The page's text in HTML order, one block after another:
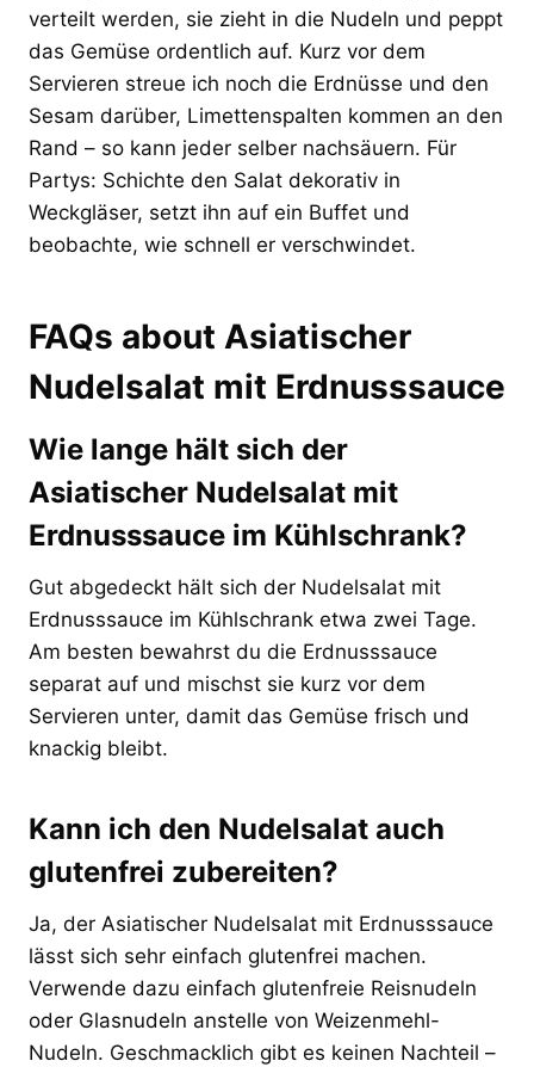
verteilt werden, sie zieht in die Nudeln und peppt
das Gemüse ordentlich auf. Kurz vor dem
Servieren streue ich noch die Erdnüsse und den
Sesam darüber, Limettenspalten kommen an den
Rand – so kann jeder selber nachsäuern. Für
Partys: Schichte den Salat dekorativ in
Weckgläser, setzt ihn auf ein Buffet und
beobachte, wie schnell er verschwindet.
FAQs about Asiatischer
Nudelsalat mit Erdnusssauce
Wie lange hält sich der
Asiatischer Nudelsalat mit
Erdnusssauce im Kühlschrank?
Gut abgedeckt hält sich der Nudelsalat mit
Erdnusssauce im Kühlschrank etwa zwei Tage.
Am besten bewahrst du die Erdnusssauce
separat auf und mischst sie kurz vor dem
Servieren unter, damit das Gemüse frisch und
knackig bleibt.
Kann ich den Nudelsalat auch
glutenfrei zubereiten?
Ja, der Asiatischer Nudelsalat mit Erdnusssauce
lässt sich sehr einfach glutenfrei machen.
Verwende dazu einfach glutenfreie Reisnudeln
oder Glasnudeln anstelle von Weizenmehl-
Nudeln. Geschmacklich gibt es keinen Nachteil –